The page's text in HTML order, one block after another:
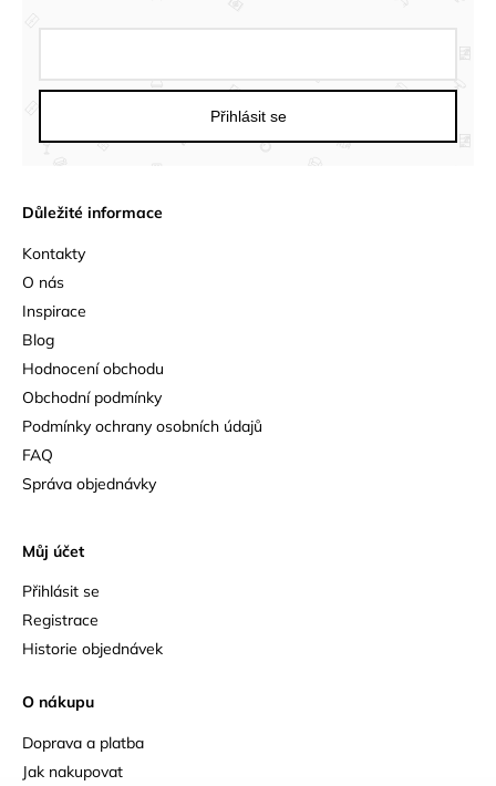
Důležité informace
Kontakty
O nás
Inspirace
Blog
Hodnocení obchodu
Obchodní podmínky
Podmínky ochrany osobních údajů
FAQ
Správa objednávky
Můj účet
Přihlásit se
Registrace
Historie objednávek
O nákupu
Doprava a platba
Jak nakupovat
Přihlásit se